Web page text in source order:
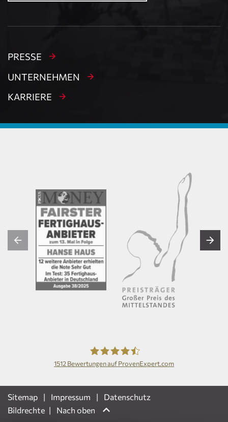
PRESSE
UNTERNEHMEN
KARRIERE
1512Bewertungen auf ProvenExpert.com
Sitemap Impressum
Datenschutz
Bildrechte
Nach oben